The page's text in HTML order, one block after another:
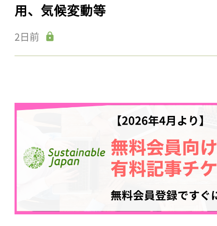
用、気候変動等
2日前